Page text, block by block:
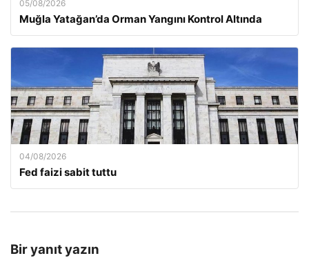
05/08/2026
Muğla Yatağan’da Orman Yangını Kontrol Altında
04/08/2026
Fed faizi sabit tuttu
Bir yanıt yazın